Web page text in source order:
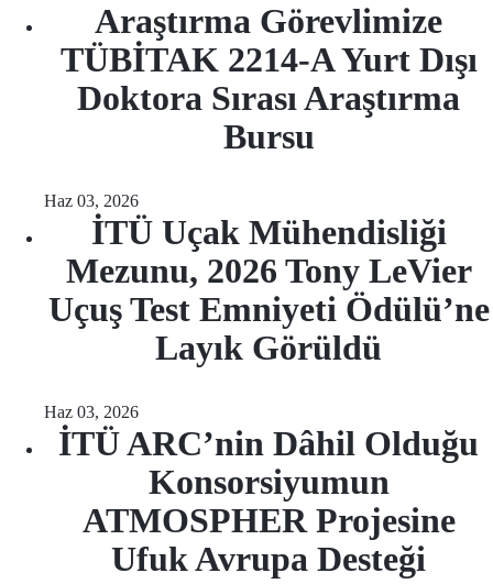
Araştırma Görevlimize
TÜBİTAK 2214-A Yurt Dışı
Doktora Sırası Araştırma
Bursu
Haz 03, 2026
İTÜ Uçak Mühendisliği
Mezunu, 2026 Tony LeVier
Uçuş Test Emniyeti Ödülü’ne
Layık Görüldü
Haz 03, 2026
İTÜ ARC’nin Dâhil Olduğu
Konsorsiyumun
ATMOSPHER Projesine
Ufuk Avrupa Desteği